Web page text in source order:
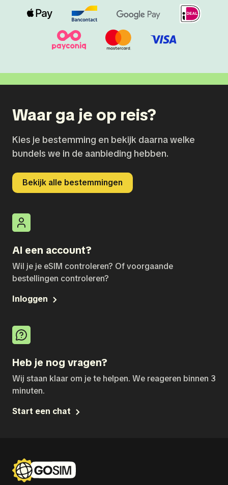
Waar ga je op reis?
Kies je bestemming en bekijk daarna welke
bundels we in de aanbieding hebben.
Bekijk alle bestemmingen
Al een account?
Wil je je eSIM controleren? Of voorgaande
bestellingen controleren?
Inloggen
Heb je nog vragen?
Wij staan klaar om je te helpen. We reageren binnen 3
minuten.
Start een chat